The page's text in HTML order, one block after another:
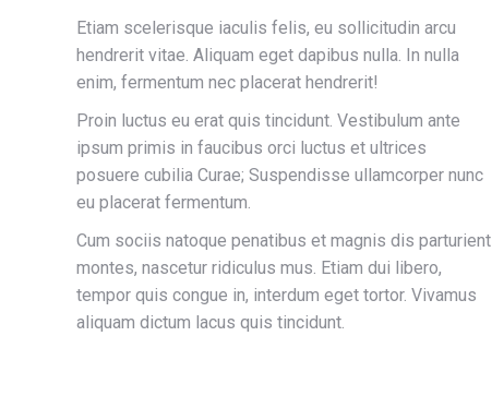
Etiam scelerisque iaculis felis, eu sollicitudin arcu
hendrerit vitae. Aliquam eget dapibus nulla. In nulla
enim, fermentum nec placerat hendrerit!
Proin luctus eu erat quis tincidunt. Vestibulum ante
ipsum primis in faucibus orci luctus et ultrices
posuere cubilia Curae; Suspendisse ullamcorper nunc
eu placerat fermentum.
Cum sociis natoque penatibus et magnis dis parturient
montes, nascetur ridiculus mus. Etiam dui libero,
tempor quis congue in, interdum eget tortor. Vivamus
aliquam dictum lacus quis tincidunt.